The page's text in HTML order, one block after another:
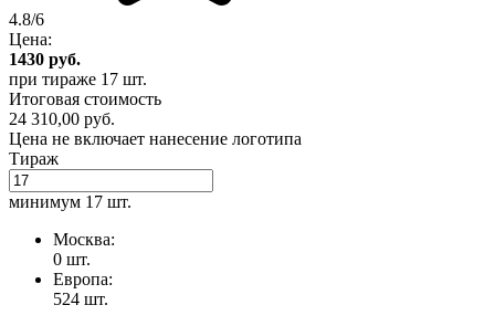
4.8/6
Цена:
1430 руб.
при тираже 17 шт.
Итоговая стоимость
24 310,00 руб.
Цена не включает нанесение логотипа
Тираж
минимум 17 шт.
Москва:
0 шт.
Европа:
524 шт.